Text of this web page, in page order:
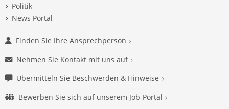
Politik
News Portal
Finden Sie Ihre Ansprechperson
Nehmen Sie Kontakt mit uns auf
Übermitteln Sie Beschwerden & Hinweise
Bewerben Sie sich auf unserem Job-Portal